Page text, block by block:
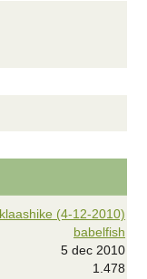
(4-12-2010)
babelfish
5 dec 2010
1.478